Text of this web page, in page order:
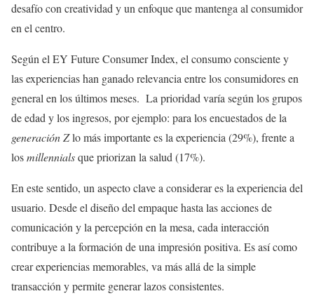
desafío con creatividad y un enfoque que mantenga al consumidor
en el centro.
Según el EY Future Consumer Index, el consumo consciente y
las experiencias han ganado relevancia entre los consumidores en
general en los últimos meses. La prioridad varía según los grupos
de edad y los ingresos, por ejemplo: para los encuestados de la
generación Zlo más importante es la experiencia (29%), frente a
losmillennialsque priorizan la salud (17%).
En este sentido, un aspecto clave a considerar es la experiencia del
usuario. Desde el diseño del empaque hasta las acciones de
comunicación y la percepción en la mesa, cada interacción
contribuye a la formación de una impresión positiva. Es así como
crear experiencias memorables, va más allá de la simple
transacción y permite generar lazos consistentes.